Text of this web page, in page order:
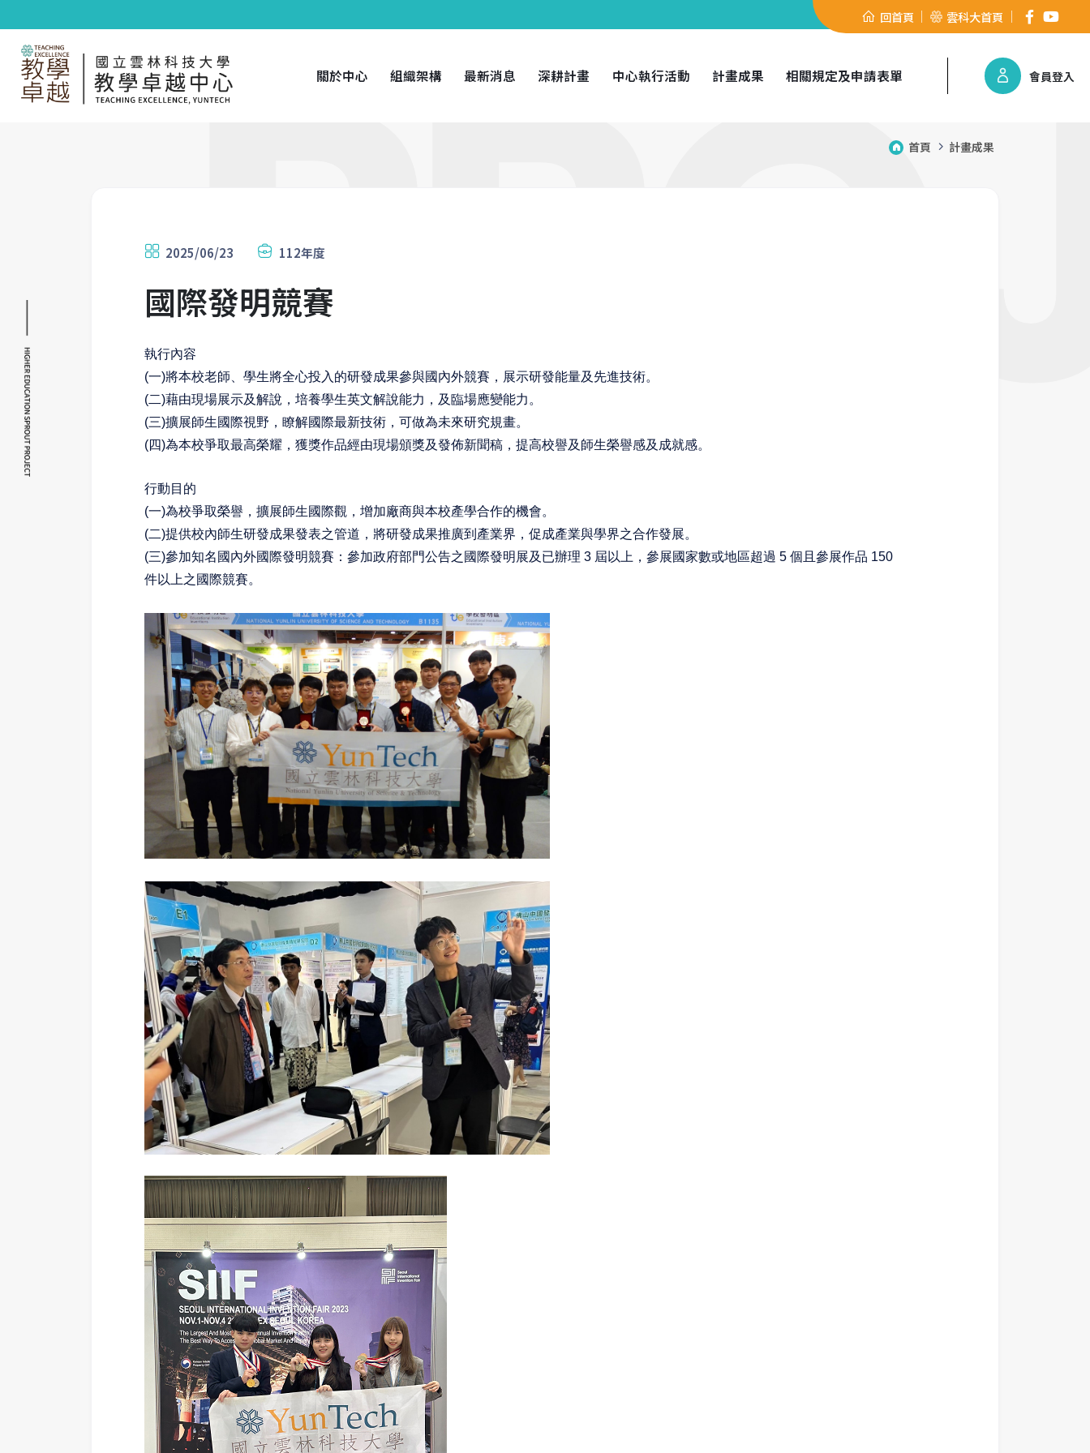
回首頁 雲科大首頁
關於中心 組織架構 最新消息 深耕計畫 中心執行活動 計畫成果 相關規定及申請表單 會員登入
首頁 計畫成果
2025/06/23 112年度
國際發明競賽
執行內容
(一)將本校老師、學生將全心投入的研發成果參與國內外競賽，展示研發能量及先進技術。
(二)藉由現場展示及解說，培養學生英文解說能力，及臨場應變能力。
(三)擴展師生國際視野，瞭解國際最新技術，可做為未來研究規畫。
(四)為本校爭取最高榮耀，獲獎作品經由現場頒獎及發佈新聞稿，提高校譽及師生榮譽感及成就感。
行動目的
(一)為校爭取榮譽，擴展師生國際觀，增加廠商與本校產學合作的機會。
(二)提供校內師生研發成果發表之管道，將研發成果推廣到產業界，促成產業與學界之合作發展。
(三)參加知名國內外國際發明競賽：參加政府部門公告之國際發明展及已辦理 3 屆以上，參展國家數或地區超過 5 個且參展作品 150
件以上之國際競賽。